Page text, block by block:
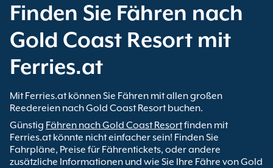
Finden Sie Fähren nach
Gold Coast Resort mit
Ferries.at
Mit Ferries.at können Sie Fähren mit allen großen
Reedereien nach Gold Coast Resort buchen.
Günstig Fähren nach Gold Coast Resortfinden mit
Ferries.at könnte nicht einfacher sein! Finden Sie
Fahrpläne, Preise für Fährentickets, oder andere
zusätzliche Informationen und wie Sie Ihre Fähre von Gold